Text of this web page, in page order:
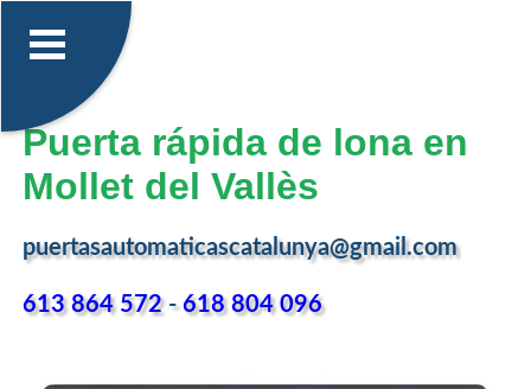
Puerta rápida de lona en
Mollet del Vallès
puertasautomaticascatalunya@gmail.com
613 864 572-618 804 096